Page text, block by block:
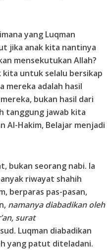
yang Luqman
jika anak kita nantinya
mensekutukan Allah?
kita untuk selalu bersikap
mereka adalah hasil
bukan hasil dari
tanggung jawab kita
Al-Hakim, Belajar menjadi
bukan seorang nabi. Ia
riwayat shahih
berparas pas-pasan,
namanya diabadikan oleh
surat
Luqman diabadikan
yang patut diteladani.